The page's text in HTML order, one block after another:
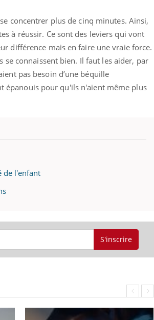
concentrer plus de cinq minutes. Ainsi,
à réussir. Ce sont des leviers qui vont
différence mais en faire une vraie force.
connaissent bien. Il faut les aider, par
pas besoin d’une béquille
épanouis pour qu'ils n'aient même plus
de l'enfant
S'inscrire